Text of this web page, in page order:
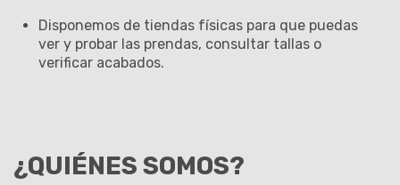
Disponemos de tiendas físicas para que puedas
ver y probar las prendas, consultar tallas o
verificar acabados.
¿QUIÉNES SOMOS?